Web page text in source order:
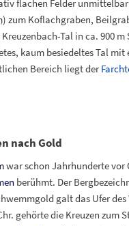
flachen Felder
) zum Koflachgraben,
Tal in ca. 900 m
kaum besiedeltes Tal mit
Bereich liegt der
nach Gold
war schon Jahrhunderte vor
berühmt. Der
galt das Ufer
gehörte die Kreuzen zum